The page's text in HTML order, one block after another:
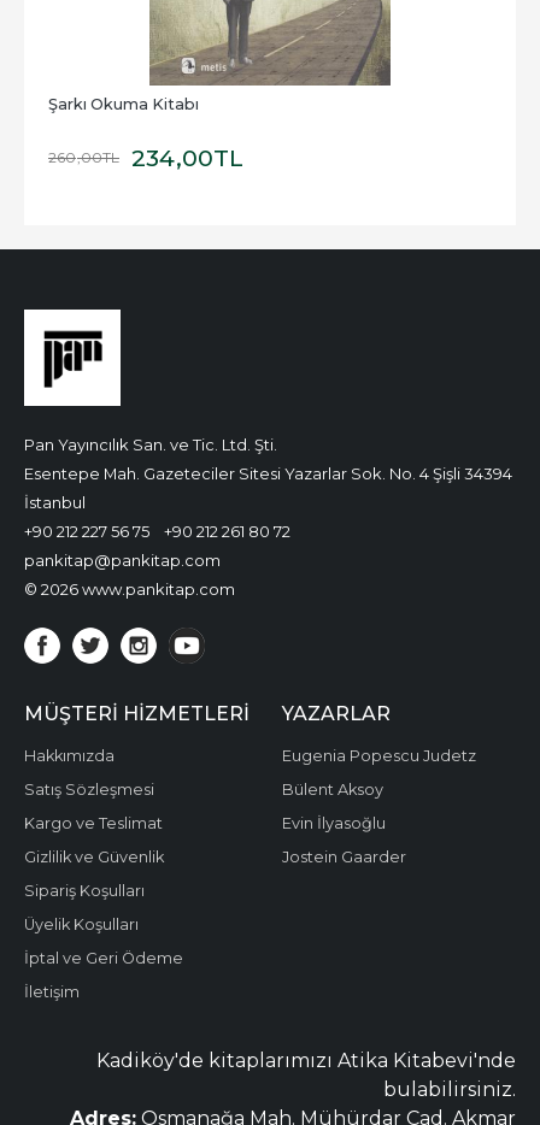
Şarkı Okuma Kitabı
260,00TL 234,00TL
Pan Yayıncılık San. ve Tic. Ltd. Şti.
Esentepe Mah. Gazeteciler Sitesi Yazarlar Sok. No. 4 Şişli 34394
İstanbul
+90 212 227 56 75
+90 212 261 80 72
pankitap@pankitap.com
© 2026 www.pankitap.com
MÜŞTERI HIZMETLERI
Hakkımızda
Satış Sözleşmesi
Kargo ve Teslimat
Gizlilik ve Güvenlik
Sipariş Koşulları
Üyelik Koşulları
İptal ve Geri Ödeme
İletişim
YAZARLAR
Eugenia Popescu Judetz
Bülent Aksoy
Evin İlyasoğlu
Jostein Gaarder
Kadiköy'de kitaplarımızı Atika Kitabevi'nde
bulabilirsiniz.
Adres: Osmanağa Mah. Mühürdar Cad. Akmar